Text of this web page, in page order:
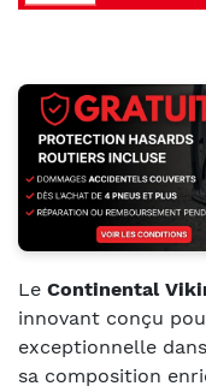
Le Continental
innovant conçu
exceptionnelle
sa composition